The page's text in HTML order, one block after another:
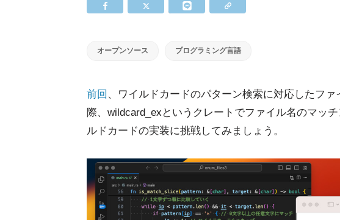
オープンソース プログラミング言語
前回 、ワイルドカードのパターン検索に対応したフ
際、wildcard_exというクレートでファイル名のマッ
ルドカードの実装に挑戦してみましょう。